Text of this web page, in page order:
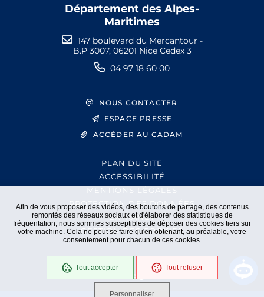
Afin de vous proposer des vidéos, des boutons de partage, des contenus
remontés des réseaux sociaux et d'élaborer des statistiques de
fréquentation, nous sommes susceptibles de déposer des cookies tiers sur
votre machine. Cela ne peut se faire qu'en obtenant, au préalable, votre
consentement pour chacun de ces cookies.
Tout accepter Tout refuser
Personnaliser
Département des Alpes-
Maritimes
147 boulevard du Mercantour -
B.P 3007, 06201 Nice Cedex 3
04 97 18 60 00
NOUS CONTACTER
ESPACE PRESSE
ACCÉDER AU CADAM
PLAN DU SITE
ACCESSIBILITÉ
MENTIONS LÉGALES
PROTECTION DES DONNÉES
EXTRANET
GESTION DES COOKIES
En cours